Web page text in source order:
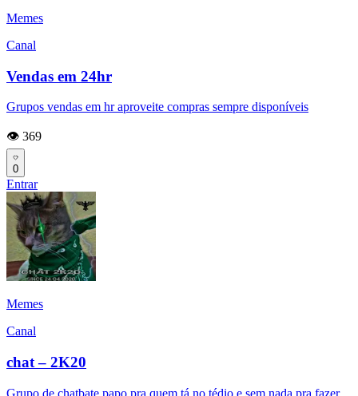
Memes
Canal
Vendas em 24hr
Grupos vendas em hr aproveite compras sempre disponíveis
👁️ 369
0
Entrar
Memes
Canal
chat – 2K20
Grupo de chatbate papo pra quem tá no tédio e sem nada pra fazer